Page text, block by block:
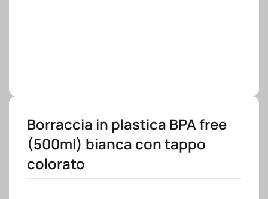
Borraccia in plastica BPA free
(500ml) bianca con tappo
colorato